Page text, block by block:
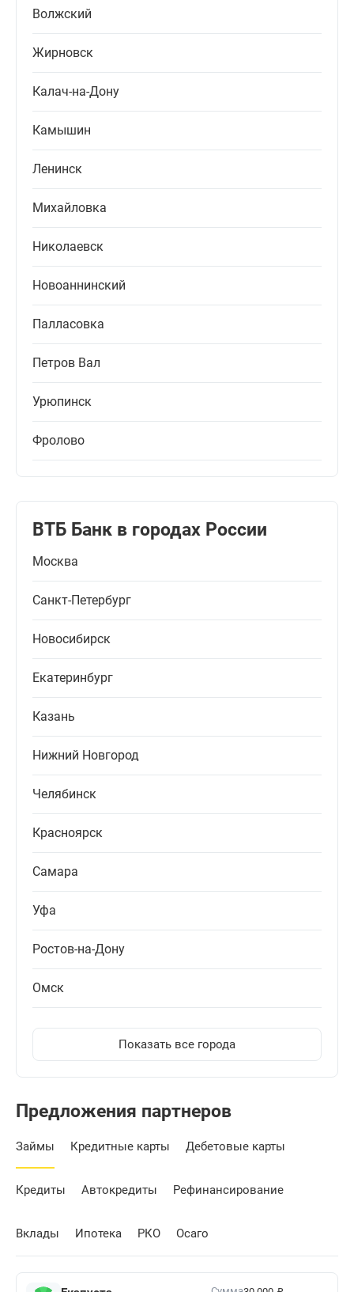
Волжский
Жирновск
Калач-на-Дону
Камышин
Ленинск
Михайловка
Николаевск
Новоаннинский
Палласовка
Петров Вал
Урюпинск
Фролово
ВТБ Банк в городах России
Москва
Санкт-Петербург
Новосибирск
Екатеринбург
Казань
Нижний Новгород
Челябинск
Красноярск
Самара
Уфа
Ростов-на-Дону
Омск
Показать все города
Предложения партнеров
Займы Кредитные карты Дебетовые карты
Кредиты Автокредиты Рефинансирование
Вклады Ипотека РКО Осаго